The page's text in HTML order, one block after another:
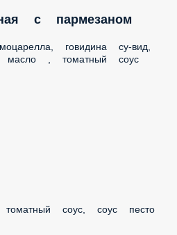
с пармезаном
говидина су-вид,
, томатный соус
соус, соус песто